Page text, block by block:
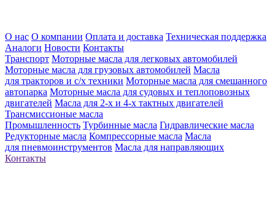
О нас О компании Оплата и доставка Техническая поддержка
Аналоги Новости Контакты
Транспорт Моторные масла для легковых автомобилей
Моторные масла для грузовых автомобилей Масла
для тракторов и с/х техники Моторные масла для смешанного
автопарка Моторные масла для судовых и теплоповозных
двигателей Масла для 2-х и 4-х тактных двигателей
Трансмиссионые масла
Промышленность Турбинные масла Гидравлические масла
Редукторные масла Компрессорные масла Масла
для пневмоинструментов Масла для направляющих
Контакты